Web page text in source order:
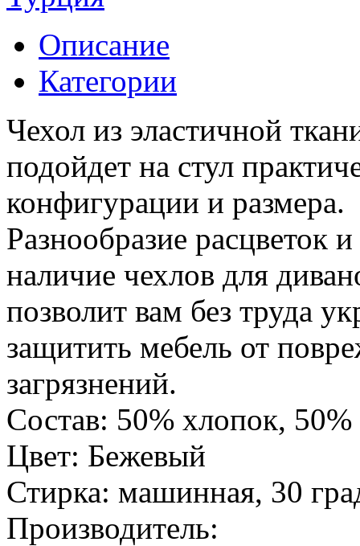
Описание
Категории
Чехол из эластичной
подойдет на стул
конфигурации и размера.
Разнообразие расцветок
наличие чехлов для
позволит вам без труда
защитить мебель от
загрязнений.
Состав: 50% хлопок, 50%
Цвет: Бежевый
Стирка: машинная, 30
Производитель: